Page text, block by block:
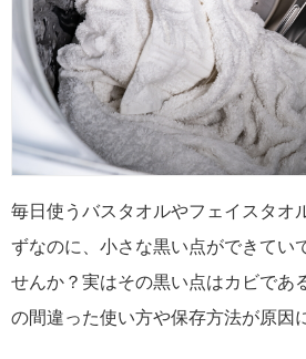
毎日使うバスタオルやフェイスタオ
ずなのに、小さな黒い点ができてい
せんか？実はその黒い点はカビであ
の間違った使い方や保存方法が原因